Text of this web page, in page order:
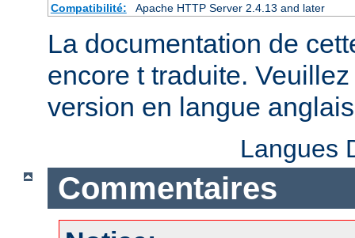
Compatibilité:
Apache HTTP Server 2.4.13 and later
La documentation de
encore t traduite.
version en langue
Langues
Commentaires